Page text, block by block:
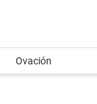
Ovación